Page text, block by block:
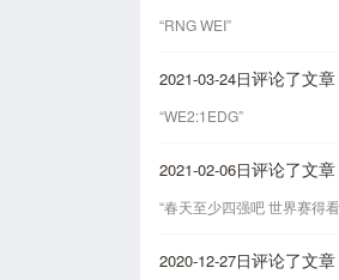
“RNG WEI”
2021-03-24日评论了文章
“WE2:1EDG”
2021-02-06日评论了文章
“春天至少四强吧 世界赛得
2020-12-27日评论了文章